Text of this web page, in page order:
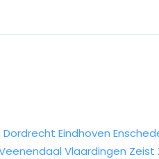
Dordrecht Eindhoven
Vlaardingen Zeist